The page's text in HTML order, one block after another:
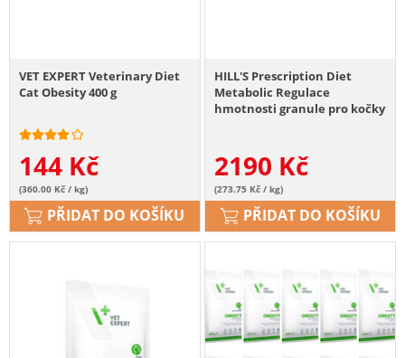
VET EXPERT Veterinary Diet
Cat Obesity 400 g
144 Kč
(360.00 Kč / kg)
PŘIDAT DO KOŠÍKU
HILL'S Prescription Diet
Metabolic Regulace
hmotnosti granule pro kočky
2190 Kč
(273.75 Kč / kg)
PŘIDAT DO KOŠÍKU